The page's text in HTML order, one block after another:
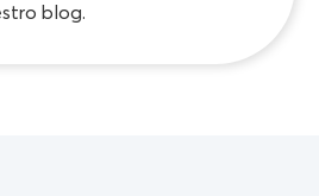
blog.